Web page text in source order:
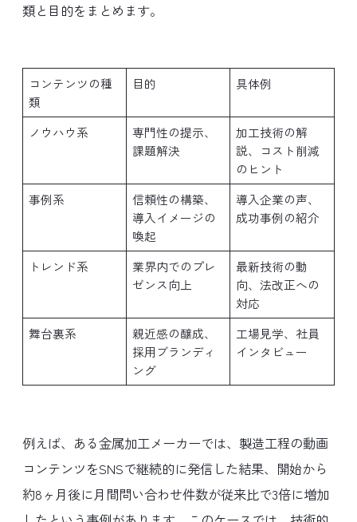
類と目的をまとめます。
コンテンツの種
類
目的 具体例
ノウハウ系
専門性の提示、
課題解決
加工技術の解
説、コスト削減
のヒント
事例系
信頼性の構築、
導入イメージの
喚起
導入企業の声、
成功事例の紹介
トレンド系
業界内でのプレ
ゼンス向上
最新技術の動
向、法改正への
対応
舞台裏系
親近感の醸成、
採用ブランディ
ング
工場見学、社員
インタビュー
例えば、ある金属加工メーカーでは、製造工程の動画
コンテンツをSNSで継続的に発信した結果、開始から
約8ヶ月後に月間問い合わせ件数が従来比で3倍に増加